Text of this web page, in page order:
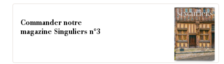
Commander notre
magazine Singuliers n°3